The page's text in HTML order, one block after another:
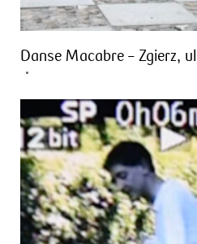
Danse Macabre – Zgierz,